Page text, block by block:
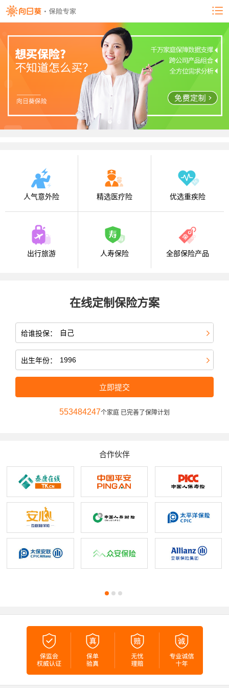
人气意外险 精选医疗险 优选重疾险
出行旅游 人寿保险 全部保险产品
在线定制保险方案
给谁投保：
出生年份：
立即提交
553484247个家庭 已完善了保障计划
合作伙伴